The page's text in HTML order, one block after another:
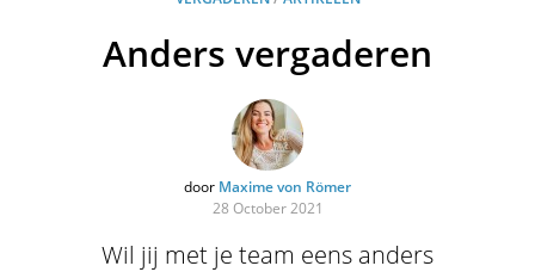
Anders vergaderen
door Maxime von Römer
28 October 2021
Wil jij met je team eens anders